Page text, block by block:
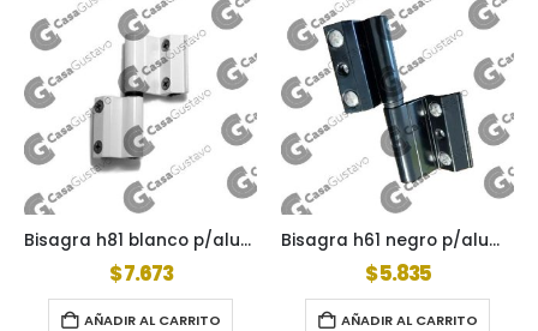
Bisagra h81 blanco p/aluminio
$7.673
AÑADIR AL CARRITO
Bisagra h61 negro p/aluminio
$5.835
AÑADIR AL CARRITO